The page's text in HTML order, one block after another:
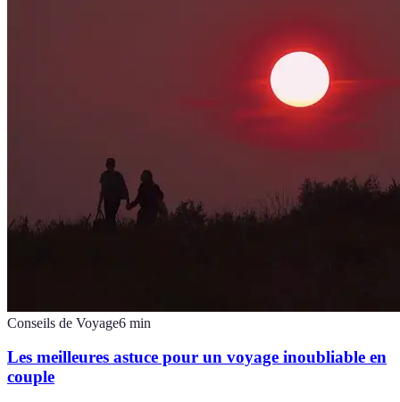
Conseils de Voyage6 min
Les meilleures astuce pour un voyage inoubliable en
couple